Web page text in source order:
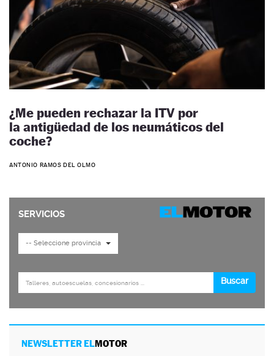
¿Me pueden rechazar la ITV por
la antigüedad de los neumáticos del
coche?
ANTONIO RAMOS DEL OLMO
NEWSLETTER ELMOTOR